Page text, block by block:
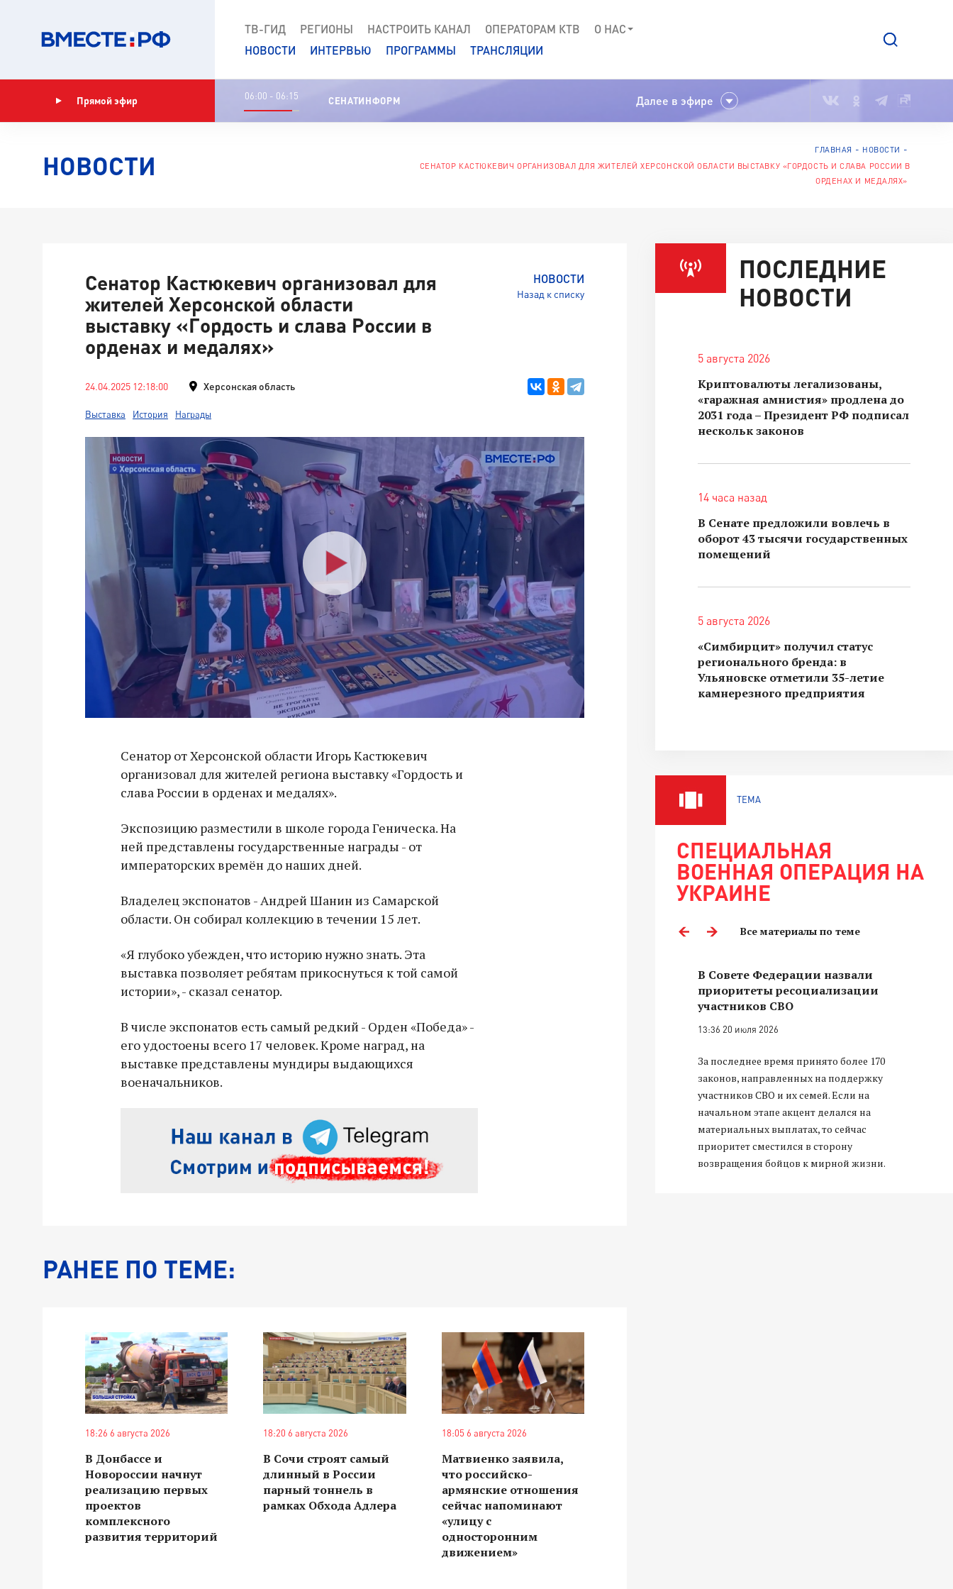
ТВ-ГИД РЕГИОНЫ НАСТРОИТЬ КАНАЛ ОПЕРАТОРАМ КТВ
О НАС
НОВОСТИ
ИНТЕРВЬЮ ПРОГРАММЫ ТРАНСЛЯЦИИ
Прямой эфир 06:00 - 06:15 СЕНАТИНФОРМ Далее в эфире
НОВОСТИ
ГЛАВНАЯ
НОВОСТИ
СЕНАТОР КАСТЮКЕВИЧ ОРГАНИЗОВАЛ ДЛЯ ЖИТЕЛЕЙ ХЕРСОНСКОЙ ОБЛАСТИ ВЫСТАВКУ «ГОРДОСТЬ И СЛАВА РОССИИ В
ОРДЕНАХ И МЕДАЛЯХ»
НОВОСТИ
Назад к списку
Сенатор Кастюкевич организовал для
жителей Херсонской области
выставку «Гордость и слава России в
орденах и медалях»
24.04.2025 12:18:00 Херсонская область
Выставка История Награды
Сенатор от Херсонской области Игорь Кастюкевич
организовал для жителей региона выставку «Гордость и
слава России в орденах и медалях».
Экспозицию разместили в школе города Геническа. На
ней представлены государственные награды - от
императорских времён до наших дней.
Владелец экспонатов - Андрей Шанин из Самарской
области. Он собирал коллекцию в течении 15 лет.
«Я глубоко убежден, что историю нужно знать. Эта
выставка позволяет ребятам прикоснуться к той самой
истории», - сказал сенатор.
В числе экспонатов есть самый редкий - Орден «Победа» -
его удостоены всего 17 человек. Кроме наград, на
выставке представлены мундиры выдающихся
военачальников.
РАНЕЕ ПО ТЕМЕ:
18:26 6 августа 2026
В Донбассе и
Новороссии начнут
реализацию первых
проектов
комплексного
развития территорий
18:20 6 августа 2026
В Сочи строят самый
длинный в России
парный тоннель в
рамках Обхода Адлера
18:05 6 августа 2026
Матвиенко заявила,
что российско-
армянские отношения
сейчас напоминают
«улицу с
односторонним
движением»
ПОСЛЕДНИЕ
НОВОСТИ
5 августа 2026
Криптовалюты легализованы,
«гаражная амнистия» продлена до
2031 года – Президент РФ подписал
нескольк законов
14 часа назад
В Сенате предложили вовлечь в
оборот 43 тысячи государственных
помещений
5 августа 2026
«Симбирцит» получил статус
регионального бренда: в
Ульяновске отметили 35-летие
камнерезного предприятия
ТЕМА
СПЕЦИАЛЬНАЯ
ВОЕННАЯ ОПЕРАЦИЯ НА
УКРАИНЕ
Все материалы по теме
Владимир Якушев передал бойцам
Владимир Якушев сопровождает грузы
для бойцов СВО с самого начала
В Совете Федерации назвали
приоритеты ресоциализации
участников СВО
13:36 20 июля 2026
За последнее время принято более 170
законов, направленных на поддержку
участников СВО и их семей. Если на
начальном этапе акцент делался на
материальных выплатах, то сейчас
приоритет сместился в сторону
возвращения бойцов к мирной жизни.